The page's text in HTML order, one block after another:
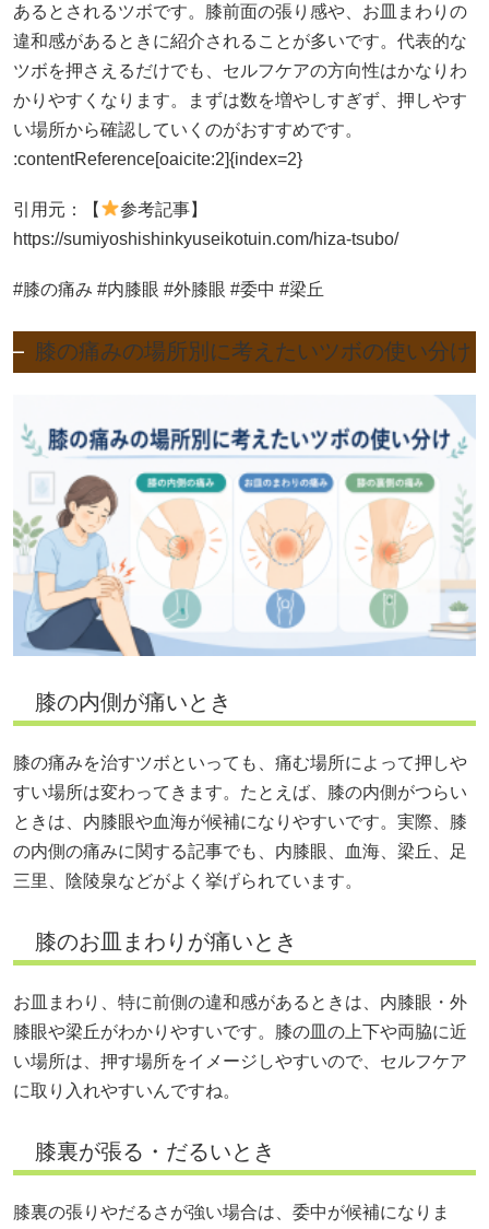
あるとされるツボです。膝前面の張り感や、お皿まわりの
違和感があるときに紹介されることが多いです。代表的な
ツボを押さえるだけでも、セルフケアの方向性はかなりわ
かりやすくなります。まずは数を増やしすぎず、押しやす
い場所から確認していくのがおすすめです。
:contentReference[oaicite:2]{index=2}
引用元：【
参考記事】
https://sumiyoshishinkyuseikotuin.com/hiza-tsubo/
#膝の痛み #内膝眼 #外膝眼 #委中 #梁丘
膝の痛みの場所別に考えたいツボの使い分け
膝の内側が痛いとき
膝の痛みを治すツボといっても、痛む場所によって押しや
すい場所は変わってきます。たとえば、膝の内側がつらい
ときは、内膝眼や血海が候補になりやすいです。実際、膝
の内側の痛みに関する記事でも、内膝眼、血海、梁丘、足
三里、陰陵泉などがよく挙げられています。
膝のお皿まわりが痛いとき
お皿まわり、特に前側の違和感があるときは、内膝眼・外
膝眼や梁丘がわかりやすいです。膝の皿の上下や両脇に近
い場所は、押す場所をイメージしやすいので、セルフケア
に取り入れやすいんですね。
膝裏が張る・だるいとき
膝裏の張りやだるさが強い場合は、委中が候補になりま